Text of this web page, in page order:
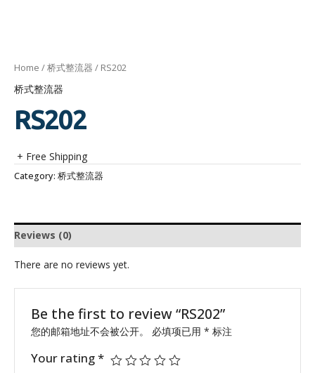
Home /桥式整流器 / RS202
桥式整流器
RS202
+ Free Shipping
Category: 桥式整流器
Reviews (0)
There are no reviews yet.
Be the first to review “RS202”
您的邮箱地址不会被公开。 必填项已用* 标注
Your rating*